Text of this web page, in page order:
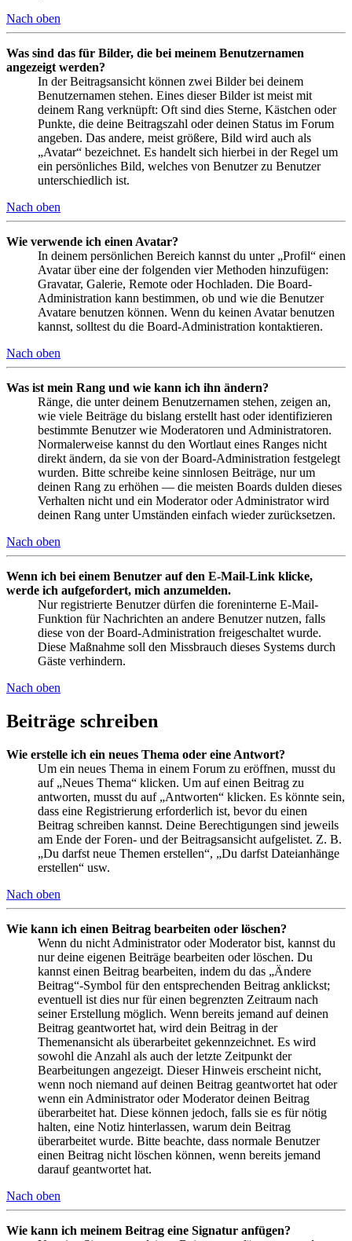
Nach oben
Was sind das für Bilder, die bei meinem Benutzernamen
angezeigt werden?
In der Beitragsansicht können zwei Bilder bei deinem
Benutzernamen stehen. Eines dieser Bilder ist meist mit
deinem Rang verknüpft: Oft sind dies Sterne, Kästchen oder
Punkte, die deine Beitragszahl oder deinen Status im Forum
angeben. Das andere, meist größere, Bild wird auch als
„Avatar“ bezeichnet. Es handelt sich hierbei in der Regel um
ein persönliches Bild, welches von Benutzer zu Benutzer
unterschiedlich ist.
Nach oben
Wie verwende ich einen Avatar?
In deinem persönlichen Bereich kannst du unter „Profil“ einen
Avatar über eine der folgenden vier Methoden hinzufügen:
Gravatar, Galerie, Remote oder Hochladen. Die Board-
Administration kann bestimmen, ob und wie die Benutzer
Avatare benutzen können. Wenn du keinen Avatar benutzen
kannst, solltest du die Board-Administration kontaktieren.
Nach oben
Was ist mein Rang und wie kann ich ihn ändern?
Ränge, die unter deinem Benutzernamen stehen, zeigen an,
wie viele Beiträge du bislang erstellt hast oder identifizieren
bestimmte Benutzer wie Moderatoren und Administratoren.
Normalerweise kannst du den Wortlaut eines Ranges nicht
direkt ändern, da sie von der Board-Administration festgelegt
wurden. Bitte schreibe keine sinnlosen Beiträge, nur um
deinen Rang zu erhöhen — die meisten Boards dulden dieses
Verhalten nicht und ein Moderator oder Administrator wird
deinen Rang unter Umständen einfach wieder zurücksetzen.
Nach oben
Wenn ich bei einem Benutzer auf den E-Mail-Link klicke,
werde ich aufgefordert, mich anzumelden.
Nur registrierte Benutzer dürfen die foreninterne E-Mail-
Funktion für Nachrichten an andere Benutzer nutzen, falls
diese von der Board-Administration freigeschaltet wurde.
Diese Maßnahme soll den Missbrauch dieses Systems durch
Gäste verhindern.
Nach oben
Beiträge schreiben
Wie erstelle ich ein neues Thema oder eine Antwort?
Um ein neues Thema in einem Forum zu eröffnen, musst du
auf „Neues Thema“ klicken. Um auf einen Beitrag zu
antworten, musst du auf „Antworten“ klicken. Es könnte sein,
dass eine Registrierung erforderlich ist, bevor du einen
Beitrag schreiben kannst. Deine Berechtigungen sind jeweils
am Ende der Foren- und der Beitragsansicht aufgelistet. Z. B.
„Du darfst neue Themen erstellen“, „Du darfst Dateianhänge
erstellen“ usw.
Nach oben
Wie kann ich einen Beitrag bearbeiten oder löschen?
Wenn du nicht Administrator oder Moderator bist, kannst du
nur deine eigenen Beiträge bearbeiten oder löschen. Du
kannst einen Beitrag bearbeiten, indem du das „Ändere
Beitrag“-Symbol für den entsprechenden Beitrag anklickst;
eventuell ist dies nur für einen begrenzten Zeitraum nach
seiner Erstellung möglich. Wenn bereits jemand auf deinen
Beitrag geantwortet hat, wird dein Beitrag in der
Themenansicht als überarbeitet gekennzeichnet. Es wird
sowohl die Anzahl als auch der letzte Zeitpunkt der
Bearbeitungen angezeigt. Dieser Hinweis erscheint nicht,
wenn noch niemand auf deinen Beitrag geantwortet hat oder
wenn ein Administrator oder Moderator deinen Beitrag
überarbeitet hat. Diese können jedoch, falls sie es für nötig
halten, eine Notiz hinterlassen, warum dein Beitrag
überarbeitet wurde. Bitte beachte, dass normale Benutzer
einen Beitrag nicht löschen können, wenn bereits jemand
darauf geantwortet hat.
Nach oben
Wie kann ich meinem Beitrag eine Signatur anfügen?